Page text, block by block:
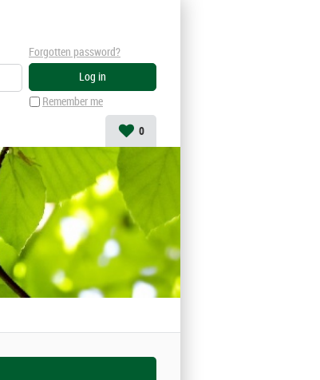
Remember me
Forgotten password?
0